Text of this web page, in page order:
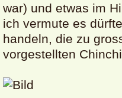
war) und etwas im
ich vermute es
handeln, die zu
vorgestellten